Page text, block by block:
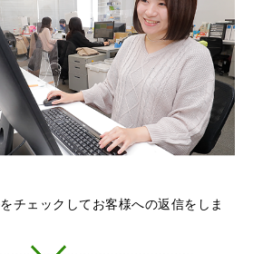
チェックしてお客様への返信をしま